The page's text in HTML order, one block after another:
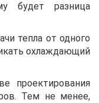
будет разница
тепла от одного
охлаждающий
проектирования
Тем не менее,